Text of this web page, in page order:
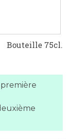
Bouteille 75cl.